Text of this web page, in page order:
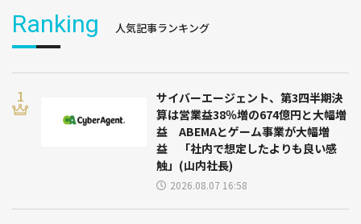
Ranking 人気記事ランキング
サイバーエージェント、第3四半期決
算は営業益38％増の674億円と大幅増
益 ABEMAとゲーム事業が大幅増
益 「社内で想定したよりも良い感
触」(山内社長)
2026.08.07 16:58